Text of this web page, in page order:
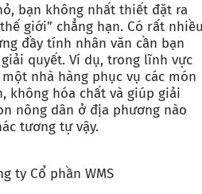
bạn không nhất thiết đặt ra
giới” chẳng hạn. Có rất
đầy tính nhân văn cần bạn
quyết. Ví dụ, trong lĩnh vực
nhà hàng phục vụ các món
không hóa chất và giúp giải
nông dân ở địa phương nào
tương tự vậy.
ty Cổ phần WMS